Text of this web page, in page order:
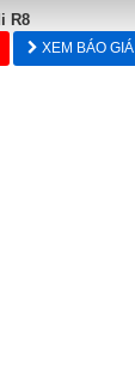
R8
XEM BÁO GIÁ